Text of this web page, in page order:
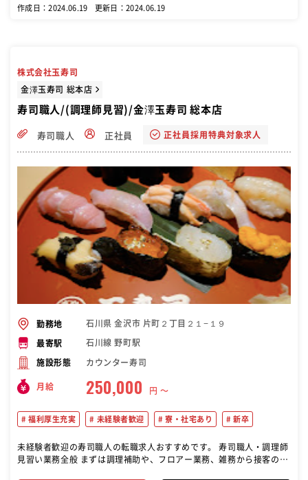
す。 また、仕事に慣れてきましたら、発注業務・人材育成・店舗管理
作成日：2024.06.19 更新日：2024.06.19
株式会社玉寿司
金澤玉寿司 総本店
寿司職人/(調理師見習)/金澤玉寿司 総本店
寿司職人 正社員 正社員採用特典対象求人
勤務地 石川県 金沢市 片町２丁目２１−１９
最寄駅 石川線 野町駅
施設形態 カウンター寿司
月給 250,000 円 〜
福利厚生充実 未経験者歓迎 寮・社宅あり 新卒
未経験者歓迎の寿司職人の転職求人おすすめです。 寿司職人・調理師
見習い業務全般 まずは調理補助や、フロアー業務、雑務から接客の基